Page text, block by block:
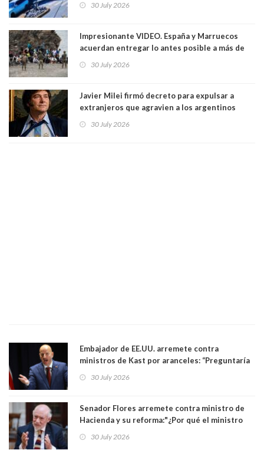
30 July 2026
Impresionante VIDEO. España y Marruecos
acuerdan entregar lo antes posible a más de
avalancha y de manera irregular a territorio
30 July 2026
Javier Milei firmó decreto para expulsar a
extranjeros que agravien a los argentinos
30 July 2026
Embajador de EE.UU. arremete contra
ministros de Kast por aranceles: “Preguntaría
Yo diría que no”
30 July 2026
Senador Flores arremete contra ministro de
Hacienda y su reforma:"¿Por qué el ministro
más ricos, pasándole la aplanadora a los
30 July 2026